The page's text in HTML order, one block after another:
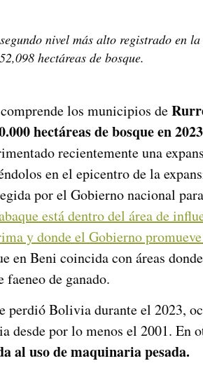
nivel más alto registrado en
hectáreas de bosque.
los municipios de
hectáreas de bosque en 2023
recientemente una
en el epicentro de la
por el Gobierno nacional
está dentro del área de
y donde el Gobierno
en Beni coincida con áreas
de ganado.
perdió Bolivia durante el 2023,
por lo menos el 2001. En
al uso de maquinaria pesada.